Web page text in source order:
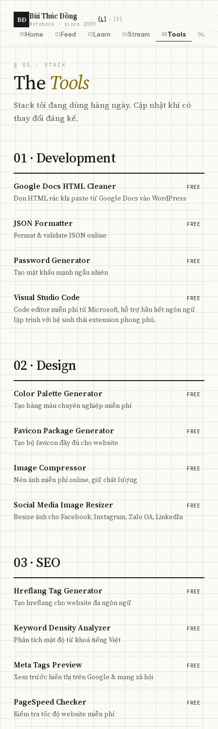
BĐ Bùi Thúc Đồng
Notebook · since 2009
00Home 01Feed 03Learn 04Stream 05Tools 06
[L] · [D]
§ 05 · STACK
TheTools
Stack tôi đang dùng hàng ngày. Cập nhật khi có
thay đổi đáng kể.
01· Development
Google Docs HTML Cleaner FREE
Dọn HTML rác khi paste từ Google Docs vào WordPress
JSON Formatter FREE
Format & validate JSON online
Password Generator FREE
Tạo mật khẩu mạnh ngẫu nhiên
Visual Studio Code FREE
Code editor miễn phí từ Microsoft, hỗ trợ hầu hết ngôn ngữ
lập trình với hệ sinh thái extension phong phú.
02· Design
Color Palette Generator FREE
Tạo bảng màu chuyên nghiệp miễn phí
Favicon Package Generator FREE
Tạo bộ favicon đầy đủ cho website
Image Compressor FREE
Nén ảnh miễn phí online, giữ chất lượng
Social Media Image Resizer FREE
Resize ảnh cho Facebook, Instagram, Zalo OA, LinkedIn
03· SEO
Hreflang Tag Generator FREE
Tạo hreflang cho website đa ngôn ngữ
Keyword Density Analyzer FREE
Phân tích mật độ từ khoá tiếng Việt
Meta Tags Preview FREE
Xem trước hiển thị trên Google & mạng xã hội
PageSpeed Checker FREE
Kiểm tra tốc độ website miễn phí